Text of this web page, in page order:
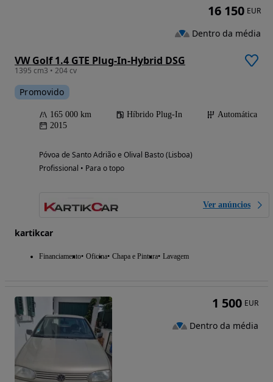
VW Golf 1.4 GTE Plug-In-Hybrid DSG
1395 cm3 • 204 cv
Promovido
165 000 km Híbrido Plug-In
Automática
2015
Póvoa de Santo Adrião e Olival Basto (Lisboa)
Profissional • Para o topo
Ver anúncios
kartikcar
Financiamento Oficina Chapa e Pintura Lavagem
16 150 EUR
Dentro da média
1 500 EUR
Dentro da média